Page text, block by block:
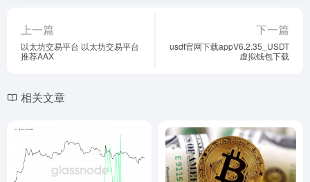
上一篇
以太坊交易平台 以太坊交易平台
推荐AAX
下一篇
usdt官网下载appV6.2.35_USDT
虚拟钱包下载
相关文章